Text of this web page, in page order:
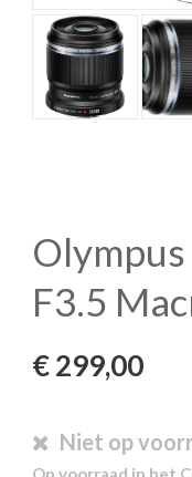
F3.5
€299,00
Niet op